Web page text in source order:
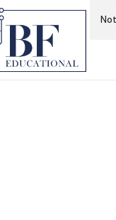
BF Educational